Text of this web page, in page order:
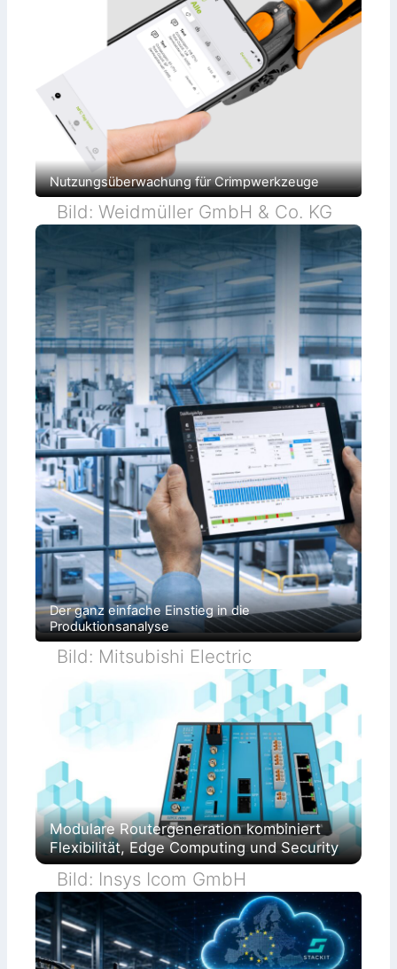
Nutzungsüberwachung für Crimpwerkzeuge
Bild: Weidmüller GmbH & Co. KG
Der ganz einfache Einstieg in die
Produktionsanalyse
Bild: Mitsubishi Electric
Modulare Routergeneration kombiniert
Flexibilität, Edge Computing und Security
Bild: Insys Icom GmbH